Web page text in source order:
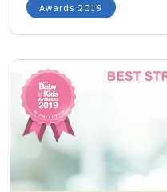
Awards 2019